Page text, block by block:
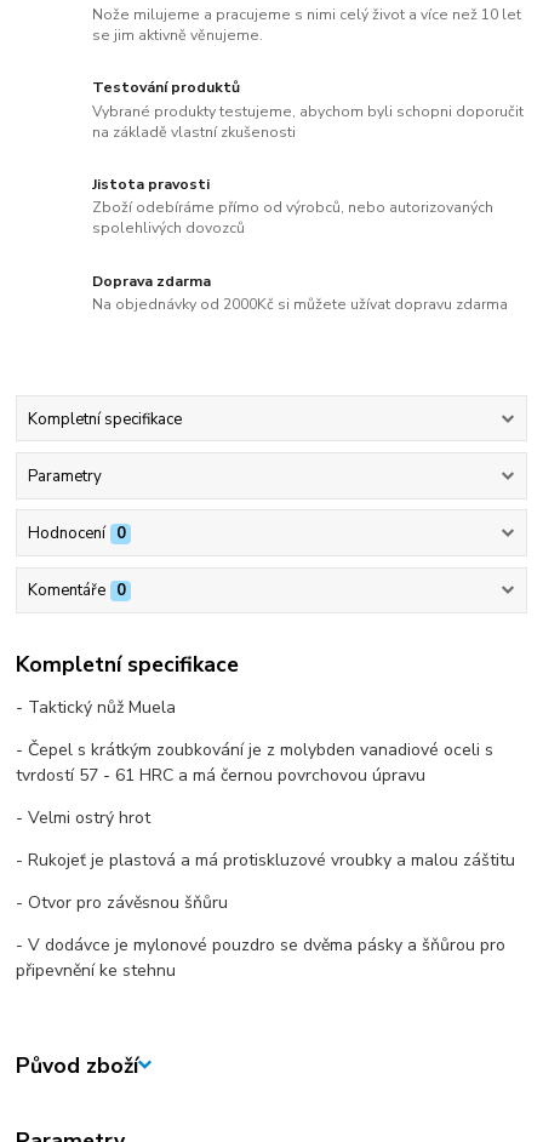
Nože milujeme a pracujeme s nimi celý život a více než 10 let
se jim aktivně věnujeme.
Testování produktů
Vybrané produkty testujeme, abychom byli schopni doporučit
na základě vlastní zkušenosti
Jistota pravosti
Zboží odebíráme přímo od výrobců, nebo autorizovaných
spolehlivých dovozců
Doprava zdarma
Na objednávky od 2000Kč si můžete užívat dopravu zdarma
Kompletní specifikace
Parametry
Hodnocení 0
Komentáře 0
Kompletní specifikace
- Taktický nůž Muela
- Čepel s krátkým zoubkování je z molybden vanadiové oceli s
tvrdostí 57 - 61 HRC a má černou povrchovou úpravu
- Velmi ostrý hrot
- Rukojeť je plastová a má protiskluzové vroubky a malou záštitu
- Otvor pro závěsnou šňůru
- V dodávce je mylonové pouzdro se dvěma pásky a šňůrou pro
připevnění ke stehnu
Původ zboží